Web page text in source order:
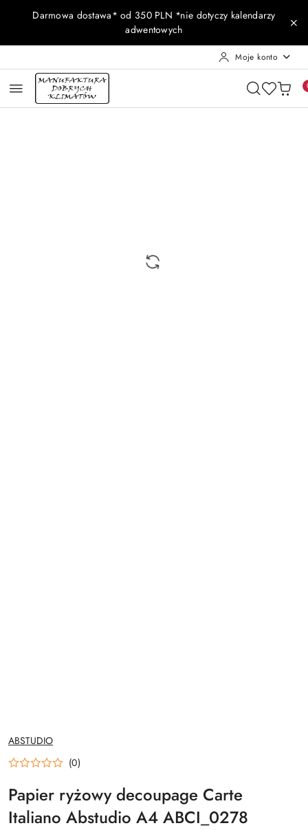
Przejdź do treści głównej
Przejdź do wyszukiwarki
Przejdź do moje konto
Przejdź do menu głównego
Przejdź do opisu produktu
Przejdź do stopki
Darmowa dostawa* od 350 PLN *nie dotyczy kalendarzy
adwentowych
Moje konto
NAZWA
PRODUCENTA:
ABSTUDIO
(0)
Papier ryżowy decoupage Carte
Italiano Abstudio A4 ABCI_0278